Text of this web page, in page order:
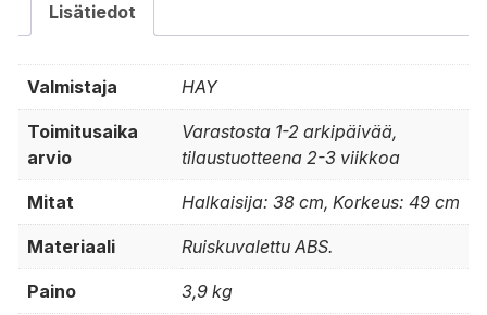
Lisätiedot
Valmistaja HAY
Toimitusaika
arvio
Varastosta 1-2 arkipäivää,
tilaustuotteena 2-3 viikkoa
Mitat Halkaisija: 38 cm, Korkeus: 49 cm
Materiaali Ruiskuvalettu ABS.
Paino 3,9 kg